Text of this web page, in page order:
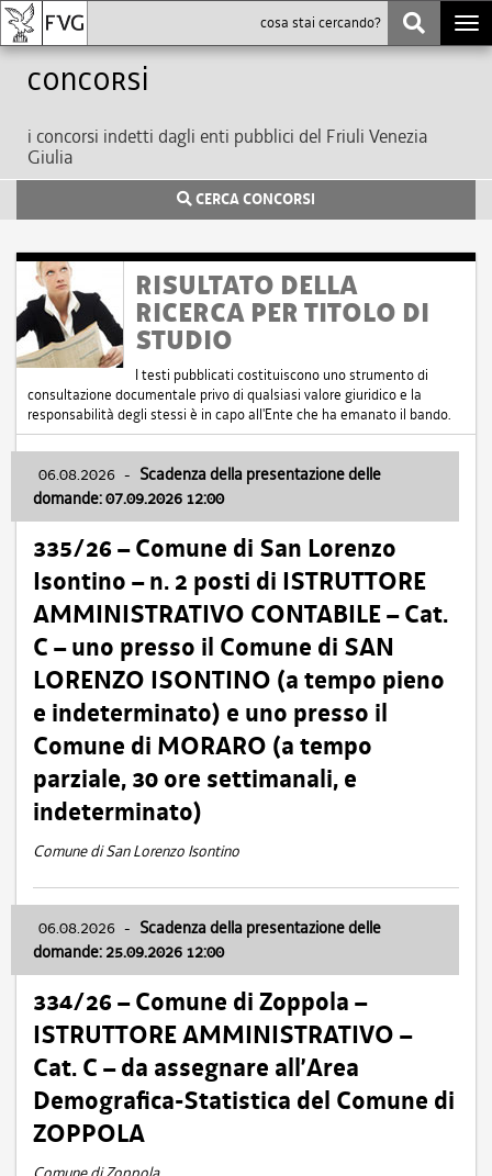
Concorsi
i concorsi indetti dagli enti pubblici del Friuli Venezia
Giulia
CERCA CONCORSI
RISULTATO DELLA
RICERCA PER TITOLO DI
STUDIO
I testi pubblicati costituiscono uno strumento di
consultazione documentale privo di qualsiasi valore giuridico e la
responsabilità degli stessi è in capo all'Ente che ha emanato il bando.
06.08.2026 - Scadenza della presentazione delle
domande: 07.09.2026 12:00
335/26 – Comune di San Lorenzo
Isontino – n. 2 posti di ISTRUTTORE
AMMINISTRATIVO CONTABILE – Cat.
C – uno presso il Comune di SAN
LORENZO ISONTINO (a tempo pieno
e indeterminato) e uno presso il
Comune di MORARO (a tempo
parziale, 30 ore settimanali, e
indeterminato)
Comune di San Lorenzo Isontino
06.08.2026 - Scadenza della presentazione delle
domande: 25.09.2026 12:00
334/26 – Comune di Zoppola –
ISTRUTTORE AMMINISTRATIVO –
Cat. C – da assegnare all’Area
Demografica-Statistica del Comune di
ZOPPOLA